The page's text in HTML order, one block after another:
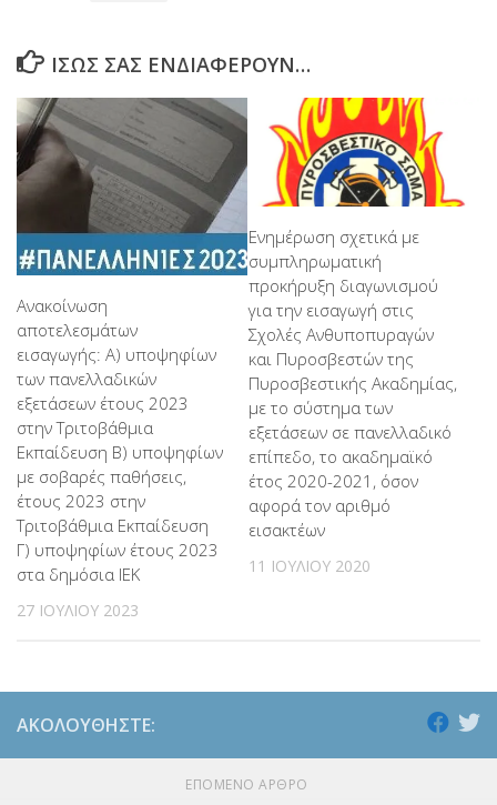
ΊΣΩΣ ΣΑΣ ΕΝΔΙΑΦΈΡΟΥΝ…
Ανακοίνωση
αποτελεσμάτων
εισαγωγής: Α) υποψηφίων
των πανελλαδικών
εξετάσεων έτους 2023
στην Τριτοβάθμια
Εκπαίδευση Β) υποψηφίων
με σοβαρές παθήσεις,
έτους 2023 στην
Τριτοβάθμια Εκπαίδευση
Γ) υποψηφίων έτους 2023
στα δημόσια ΙΕΚ
27 ΙΟΥΛΊΟΥ 2023
Ενημέρωση σχετικά με
συμπληρωματική
προκήρυξη διαγωνισμού
για την εισαγωγή στις
Σχολές Ανθυποπυραγών
και Πυροσβεστών της
Πυροσβεστικής Ακαδημίας,
με το σύστημα των
εξετάσεων σε πανελλαδικό
επίπεδο, το ακαδημαϊκό
έτος 2020-2021, όσον
αφορά τον αριθμό
εισακτέων
11 ΙΟΥΛΊΟΥ 2020
ΑΚΟΛΟΥΘΉΣΤΕ:
ΕΠΌΜΕΝΟ ΆΡΘΡΟ